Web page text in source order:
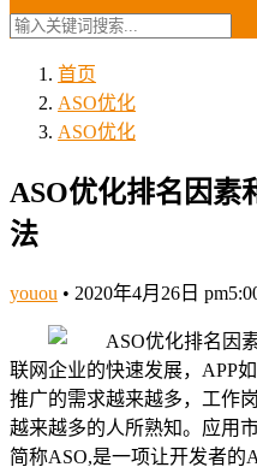
首页
ASO优化
ASO优化
ASO优化排名因素
法
youou • 2020年4月26日
联网企业的快速发展，APP
推广的需求越来越多，工作
越来越多的人所熟知。应用
简称ASO,是一项让开发者的